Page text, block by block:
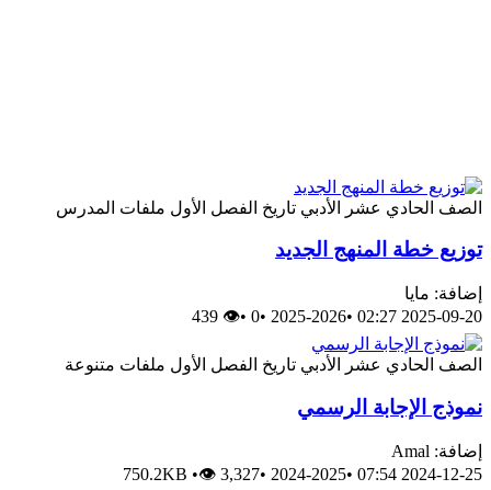
الصف الحادي عشر الأدبي تاريخ الفصل الأول ملفات المدرس
توزيع خطة المنهج الجديد
إضافة: مايا
2025-09-20 02:27
•
2025-2026
•
0
•
👁 439
الصف الحادي عشر الأدبي تاريخ الفصل الأول ملفات متنوعة
نموذج الإجابة الرسمي
إضافة: Amal
2024-12-25 07:54
•
2024-2025
•
750.2KB •👁 3,327